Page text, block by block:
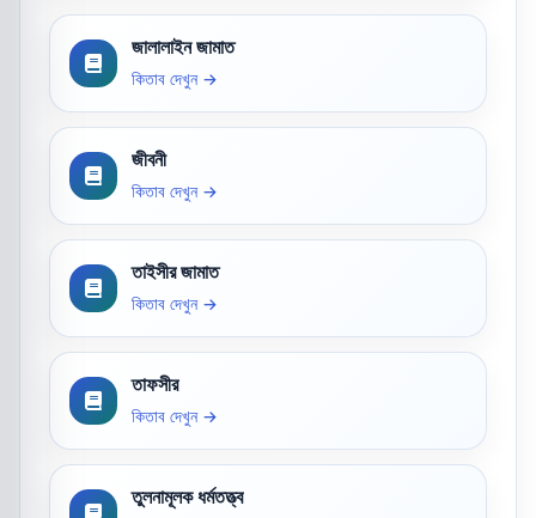
জালালাইন জামাত
কিতাব দেখুন →
জীবনী
কিতাব দেখুন →
তাইসীর জামাত
কিতাব দেখুন →
তাফসীর
কিতাব দেখুন →
তুলনামূলক ধর্মতত্ত্ব